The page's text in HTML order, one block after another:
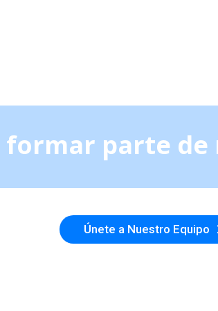
formar parte
Únete a Nuestro Equipo